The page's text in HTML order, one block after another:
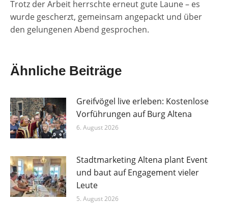
Trotz der Arbeit herrschte erneut gute Laune – es
wurde gescherzt, gemeinsam angepackt und über
den gelungenen Abend gesprochen.
Ähnliche Beiträge
Greifvögel live erleben: Kostenlose
Vorführungen auf Burg Altena
6. August 2026
Stadtmarketing Altena plant Event
und baut auf Engagement vieler
Leute
5. August 2026